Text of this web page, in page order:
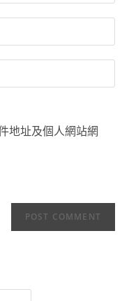
地址及個人網站網